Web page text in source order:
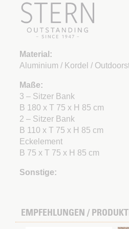
Material:
Aluminium / Kordel /
Maße:
3 – Sitzer Bank
B 180 x T 75 x H 85 cm
2 – Sitzer Bank
B 110 x T 75 x H 85 cm
Eckelement
B 75 x T 75 x H 85 cm
Sonstige:
EMPFEHLUNGEN /